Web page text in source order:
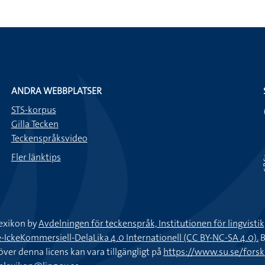
ANDRA WEBBPLATSER
STS-korpus
Gilla Tecken
Teckenspråksvideo
Fler länktips
byAvdelningen för teckenspråk, Institutionen för
DelaLika 4.0 Internationell (CC BY-NC-SA 4.0).
denna licens kan vara tillgängligt på https://www.su.se/